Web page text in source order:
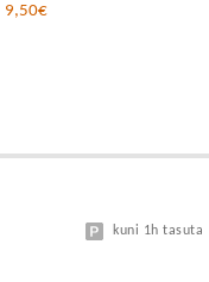
9,50€
kuni 1h tasuta